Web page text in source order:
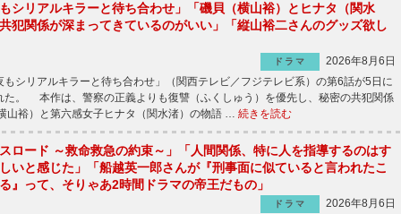
もシリアルキラーと待ち合わせ」「磯貝（横山裕）とヒナタ（関水
犯関係が深まってきているのがいい」「縦山裕二さんのグッズ欲し
ドラマ
2026年8月6日
シリアルキラーと待ち合わせ」（関西テレビ／フジテレビ系）の第6話が5日に
た。 本作は、警察の正義よりも復讐（ふくしゅう）を優先し、秘密の共犯関係
山裕）と第六感女子ヒナタ（関水渚）の物語 … 続きを読む
スロード ～救命救急の約束～」「人間関係、特に人を指導するのはす
いと感じた」「船越英一郎さんが『刑事面に似ていると言われたこ
』って、そりゃあ2時間ドラマの帝王だもの」
ドラマ
2026年8月6日